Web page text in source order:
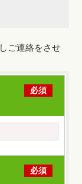
ご連絡をさせ
必須
必須